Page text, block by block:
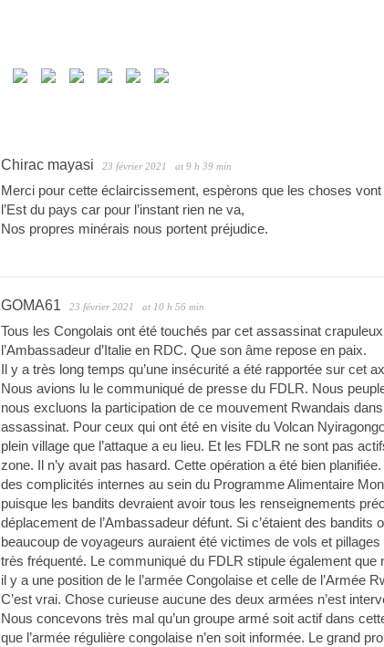
Chirac mayasi 23 février 2021 at 9 h 39 min
Merci pour cette éclaircissement, espèrons que les choses vont
l’Est du pays car pour l’instant rien ne va,
Nos propres minérais nous portent préjudice.
GOMA61 23 février 2021 at 10 h 56 min
Tous les Congolais ont été touchés par cet assassinat
l’Ambassadeur d’Italie en RDC. Que son âme repose en paix.
Il y a très long temps qu’une insécurité a été rapportée sur cet
Nous avions lu le communiqué de presse du FDLR. Nous
nous excluons la participation de ce mouvement Rwandais
assassinat. Pour ceux qui ont été en visite du Volcan
plein village que l’attaque a eu lieu. Et les FDLR ne sont pas
zone. Il n’y avait pas hasard. Cette opération a été bien
des complicités internes au sein du Programme Alimentaire
puisque les bandits devraient avoir tous les renseignements
déplacement de l’Ambassadeur défunt. Si c’étaient des bandits
beaucoup de voyageurs auraient été victimes de vols et
très fréquenté. Le communiqué du FDLR stipule également que
il y a une position de le l’armée Congolaise et celle de l’Armée
C’est vrai. Chose curieuse aucune des deux armées n’est
Nous concevons très mal qu’un groupe armé soit actif dans
que l’armée régulière congolaise n’en soit informée. Le grand